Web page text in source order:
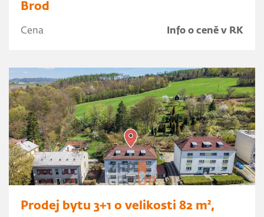
Brod
Cena Info o ceně v RK
Prodej bytu 3+1 o velikosti 82 m²,